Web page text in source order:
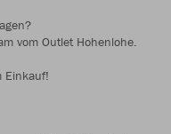
vom Outlet Hohenlohe.
Einkauf!